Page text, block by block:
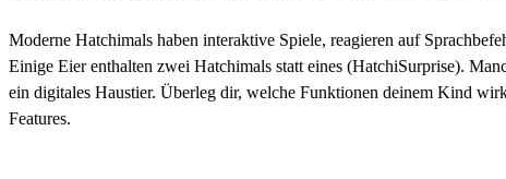
Moderne Hatchimals haben interaktive Spiele, reagieren auf
Einige Eier enthalten zwei Hatchimals statt eines (HatchiSurprise).
ein digitales Haustier. Überleg dir, welche Funktionen deinem Kind
Features.